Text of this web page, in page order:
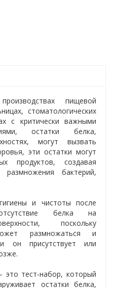
пищевой
стоматологических
с критически важными
остатки белка,
могут вызвать
эти остатки могут
продуктов, создавая
бактерий,
и чистоты после
белка на
поскольку
размножаться и
он присутствует или
тест-набор, который
остатки белка,